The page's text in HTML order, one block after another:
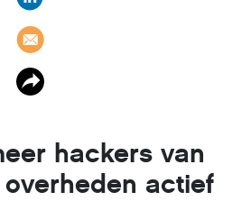
hackers van
actief